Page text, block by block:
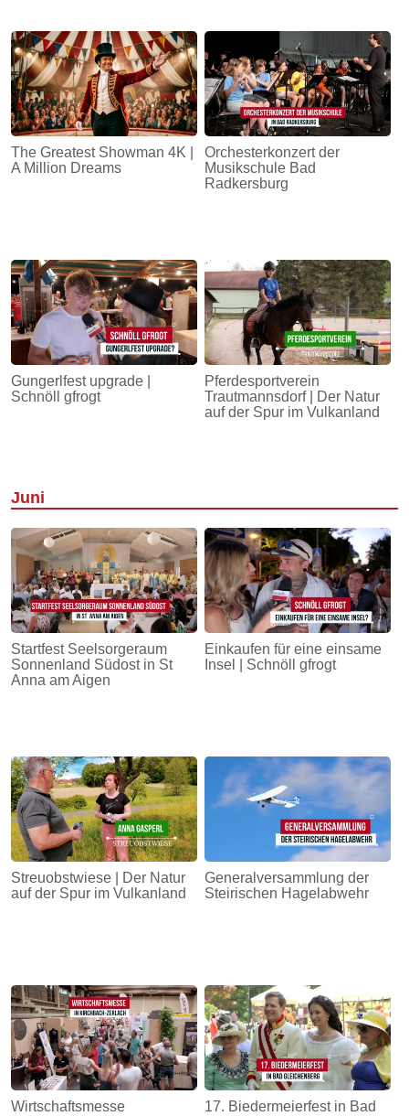
The Greatest Showman 4K |
A Million Dreams
Orchesterkonzert der
Musikschule Bad
Radkersburg
Gungerlfest upgrade |
Schnöll gfrogt
Pferdesportverein
Trautmannsdorf | Der Natur
auf der Spur im Vulkanland
Juni
Startfest Seelsorgeraum
Sonnenland Südost in St
Anna am Aigen
Einkaufen für eine einsame
Insel | Schnöll gfrogt
Streuobstwiese | Der Natur
auf der Spur im Vulkanland
Generalversammlung der
Steirischen Hagelabwehr
Wirtschaftsmesse
17. Biedermeierfest in Bad